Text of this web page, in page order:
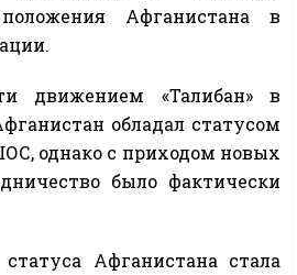
положения Афганистана в
движением «Талибан» в
обладал статусом
однако с приходом новых
было фактически
статуса Афганистана стала